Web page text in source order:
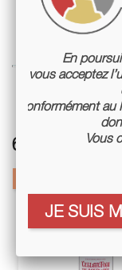
6 autres
En
vous acceptez
Conformément au
Vous
JE SUIS